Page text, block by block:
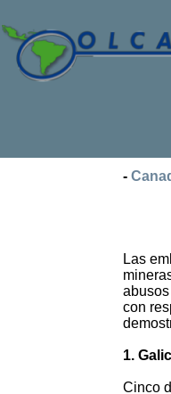
-
Las
con
1.
Cinco